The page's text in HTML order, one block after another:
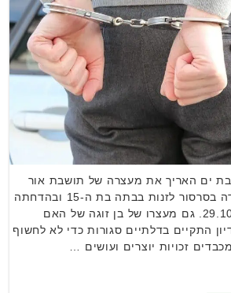
ים האריך את מעצרה של תושבת אור
יהודה בת כ-40 החשודה בסרסור לזנות בבתה בת ה-15 ובהדחתה
לשימוש בסמים עד ל-29.10. גם מעצרו של בן זוגה של האם
עד ל-29.10. הדיון התקיים בדלתיים סגורות כדי לא לחשוף
זכויות יוצרים ועושים …